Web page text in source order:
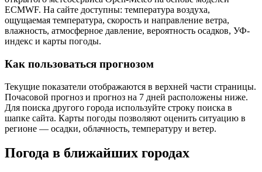
ECMWF. На сайте доступны: температура воздуха,
ощущаемая температура, скорость и направление ветра,
влажность, атмосферное давление, вероятность осадков, УФ-
индекс и карты погоды.
Как пользоваться прогнозом
Текущие показатели отображаются в верхней части страницы.
Почасовой прогноз и прогноз на 7 дней расположены ниже.
Для поиска другого города используйте строку поиска в
шапке сайта. Карты погоды позволяют оценить ситуацию в
регионе — осадки, облачность, температуру и ветер.
Погода в ближайших городах